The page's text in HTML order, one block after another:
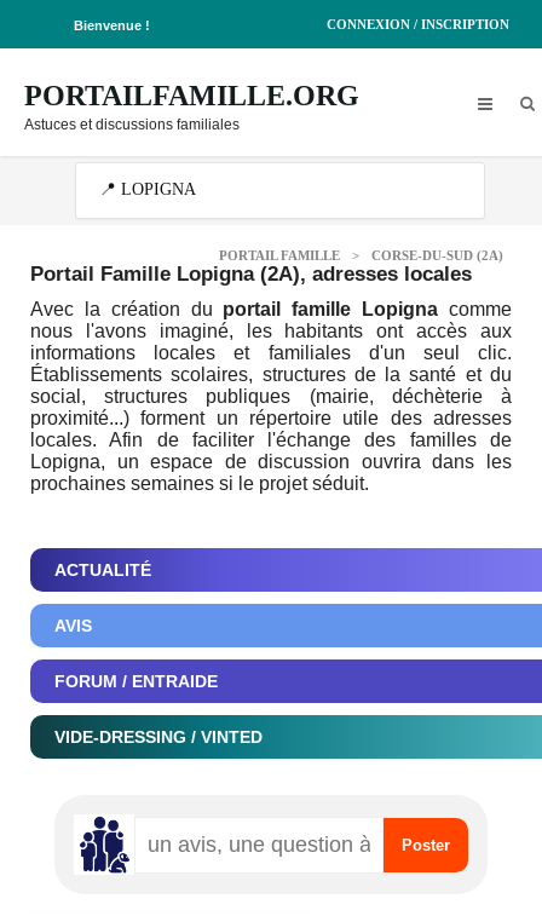
Bienvenue ! CONNEXION / INSCRIPTION
PORTAILFAMILLE.ORG
Astuces et discussions familiales
PORTAIL FAMILLE > CORSE-DU-SUD (2A)
Portail Famille Lopigna (2A), adresses locales
Avec la création du portail famille Lopigna comme
nous l'avons imaginé, les habitants ont accès aux
informations locales et familiales d'un seul clic.
Établissements scolaires, structures de la santé et du
social, structures publiques (mairie, déchèterie à
proximité...) forment un répertoire utile des adresses
locales. Afin de faciliter l'échange des familles de
Lopigna, un espace de discussion ouvrira dans les
prochaines semaines si le projet séduit.
ACTUALITÉ
AVIS
FORUM / ENTRAIDE
VIDE-DRESSING / VINTED